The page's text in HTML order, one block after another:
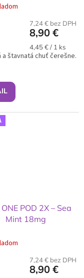
7,24 € bez DPH
8,90 €
Jednotková
cena:
4,45 € / 1 ks
a štavnatá chuť čerešne.
POD 2X – Sea
Mint 18mg
7,24 € bez DPH
8,90 €